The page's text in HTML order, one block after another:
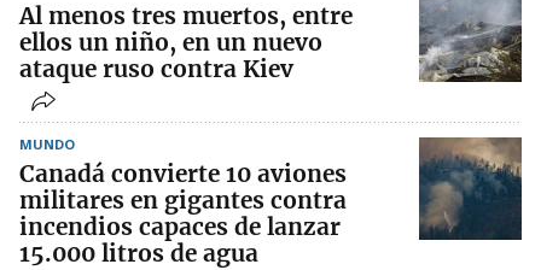
Al menos tres muertos, entre
ellos un niño, en un nuevo
ataque ruso contra Kiev
MUNDO
Canadá convierte 10 aviones
militares en gigantes contra
incendios capaces de lanzar
15.000 litros de agua